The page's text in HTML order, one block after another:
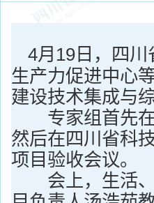
4月19日，四
生产力促进中心
建设技术集成与
专家组首先在
然后在四川省科
项目验收会议。
会上，生活、